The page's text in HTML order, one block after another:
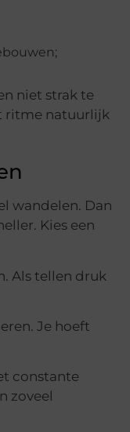
niet strak te
ritme natuurlijk
wandelen. Dan
Kies een
Als tellen druk
Je hoeft
constante
zoveel